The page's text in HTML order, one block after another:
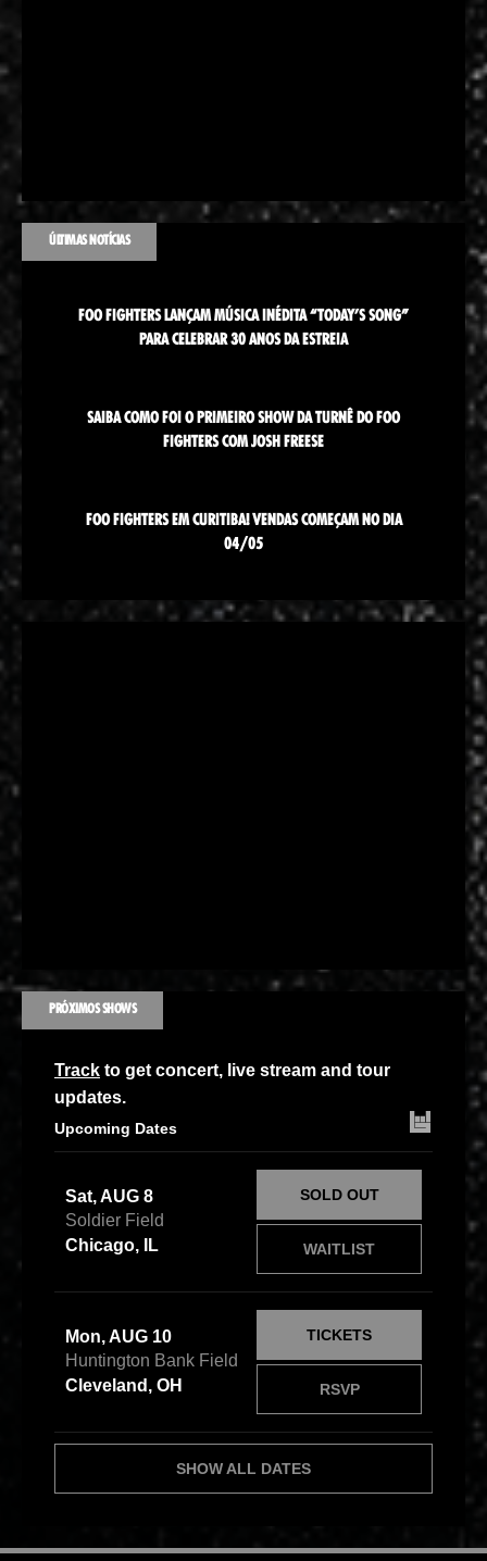
ÚLTIMAS NOTÍCIAS
FOO FIGHTERS LANÇAM MÚSICA INÉDITA “TODAY’S SONG”
PARA CELEBRAR 30 ANOS DA ESTREIA
SAIBA COMO FOI O PRIMEIRO SHOW DA TURNÊ DO FOO
FIGHTERS COM JOSH FREESE
FOO FIGHTERS EM CURITIBA! VENDAS COMEÇAM NO DIA
04/05
PRÓXIMOS SHOWS
Track to get concert, live stream and tour
updates.
Upcoming Dates
Sat, AUG 8
Soldier Field
Chicago, IL
WAITLIST
SOLD OUT
Mon, AUG 10
Huntington Bank Field
Cleveland, OH
RSVP
TICKETS
SHOW ALL DATES